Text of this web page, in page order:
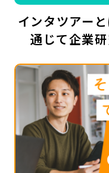
インタツアー
通じて企業